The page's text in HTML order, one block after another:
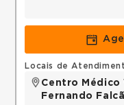
Locais de
Centro Médico
Fernando